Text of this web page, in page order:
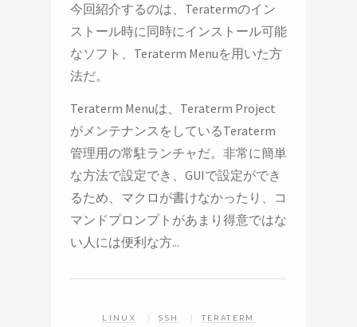
今回紹介するのは、Teratermのイン
ストール時に同時にインストール可能
なソフト、Teraterm Menuを用いた方
法だ。
Teraterm Menuは、Teraterm Project
がメンテナンスをしているTeraterm
管理用の常駐ランチャだ。非常に簡単
な方法で設定でき、GUIで設定ができ
るため、マクロが書けなかったり、コ
マンドプロンプトがあまり得意ではな
い人には便利な方...
LINUX SSH TERATERM